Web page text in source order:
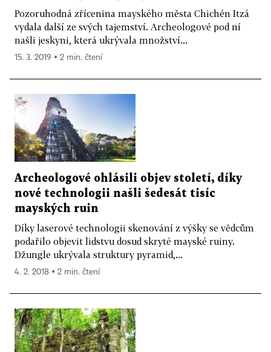
Pozoruhodná zřícenina mayského města Chichén Itzá
vydala další ze svých tajemství. Archeologové pod ní
našli jeskyni, která ukrývala množství...
15. 3. 2019 ▪ 2 min. čtení
Archeologové ohlásili objev století, díky
nové technologii našli šedesát tisíc
mayských ruin
Díky laserové technologii skenování z výšky se vědcům
podařilo objevit lidstvu dosud skryté mayské ruiny.
Džungle ukrývala struktury pyramid,...
4. 2. 2018 ▪ 2 min. čtení